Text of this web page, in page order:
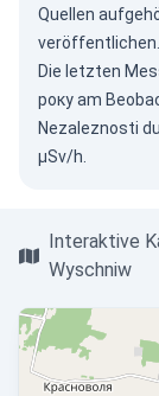
Quellen
veröffentlichen.
Die letzten
року am
Nezaleznosti
µSv/h.
Interaktive
Wyschniw